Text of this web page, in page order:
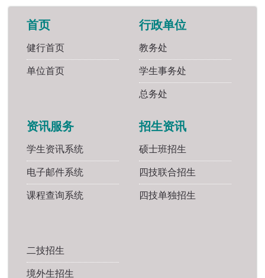
首页
健行首页
单位首页
行政单位
教务处
学生事务处
总务处
资讯服务
学生资讯系统
电子邮件系统
课程查询系统
招生资讯
硕士班招生
四技联合招生
四技单独招生
二技招生
境外生招生